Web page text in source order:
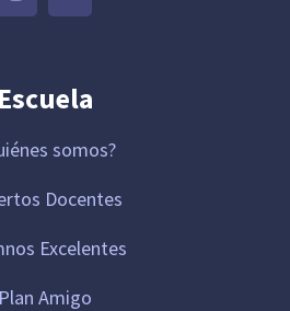
Escuela
somos?
Docentes
Excelentes
Plan Amigo